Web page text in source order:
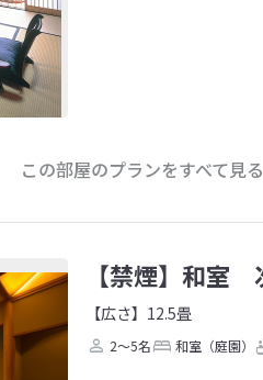
この部屋のプランをすべて見る
【禁煙】和室
【広さ】12.5畳
2～5名 和室（庭園）